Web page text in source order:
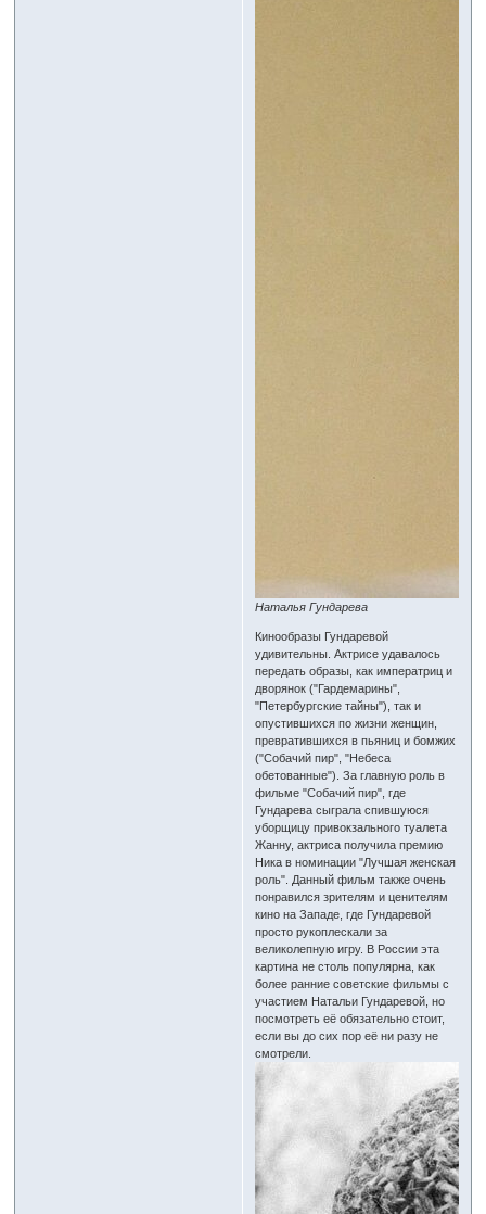
Наталья Гундарева
Кинообразы Гундаревой
удивительны. Актрисе удавалось
передать образы, как императриц и
дворянок ("Гардемарины",
"Петербургские тайны"), так и
опустившихся по жизни женщин,
превратившихся в пьяниц и бомжих
("Собачий пир", "Небеса
обетованные"). За главную роль в
фильме "Собачий пир", где
Гундарева сыграла спившуюся
уборщицу привокзального туалета
Жанну, актриса получила премию
Ника в номинации "Лучшая женская
роль". Данный фильм также очень
понравился зрителям и ценителям
кино на Западе, где Гундаревой
просто рукоплескали за
великолепную игру. В России эта
картина не столь популярна, как
более ранние советские фильмы с
участием Натальи Гундаревой, но
посмотреть её обязательно стоит,
если вы до сих пор её ни разу не
смотрели.